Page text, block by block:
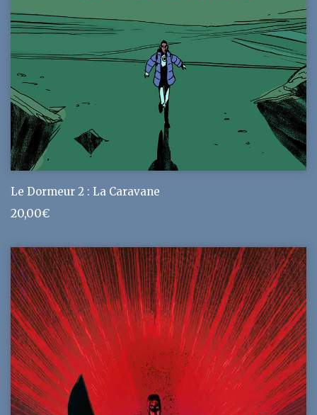
Le Dormeur 2 : La Caravane
20,00€